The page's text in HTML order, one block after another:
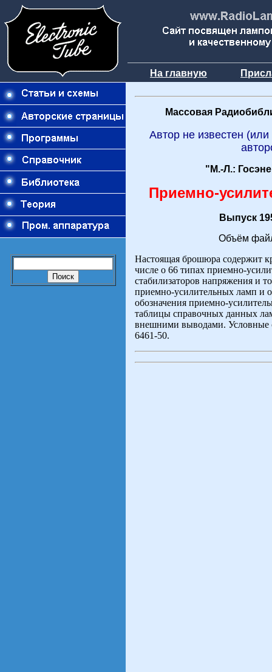
На главную
Массовая
Автор не известен
"М.-Л.:
Приемно-
Выпуск
Объём
Настоящая брошюра содержит
числе о 66 типах приемно-
стабилизаторов напряжения и
приемно-усилительных ламп и
обозначения приемно-
таблицы справочных данных
внешними выводами. Условные
6461-50.